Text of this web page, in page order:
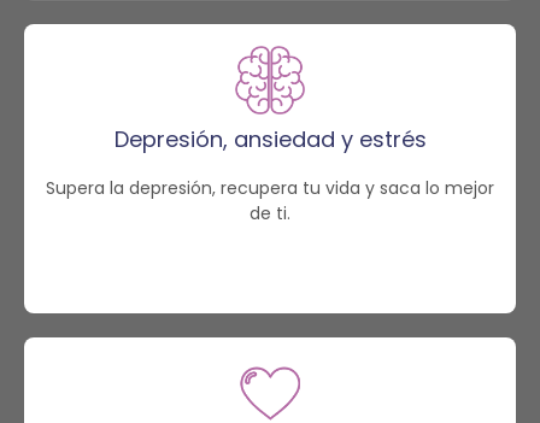
Depresión, ansiedad y estrés
Supera la depresión, recupera tu vida y saca lo mejor
de ti.